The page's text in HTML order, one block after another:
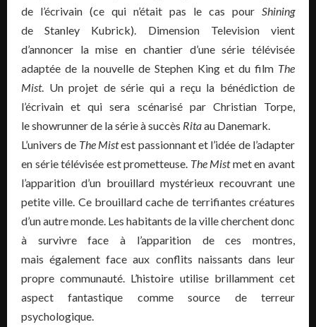
de l’écrivain (ce qui n’était pas le cas pour Shining
de Stanley Kubrick). Dimension Television vient
d’annoncer la mise en chantier d’une série télévisée
adaptée de la nouvelle de Stephen King et du film The
Mist. Un projet de série qui a reçu la bénédiction de
l’écrivain et qui sera scénarisé par Christian Torpe,
le showrunner de la série à succès Ritaau Danemark.
L’univers de The Mistest passionnant et l’idée de l’adapter
en série télévisée est prometteuse. The Mistmet en avant
l’apparition d’un brouillard mystérieux recouvrant une
petite ville. Ce brouillard cache de terrifiantes créatures
d’un autre monde. Les habitants de la ville cherchent donc
à survivre face à l’apparition de ces montres,
mais également face aux conflits naissants dans leur
propre communauté. L’histoire utilise brillamment cet
aspect fantastique comme source de terreur
psychologique.